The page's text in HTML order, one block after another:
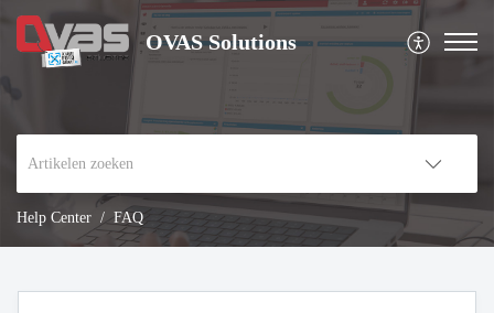
OVAS Solutions
Help Center FAQ